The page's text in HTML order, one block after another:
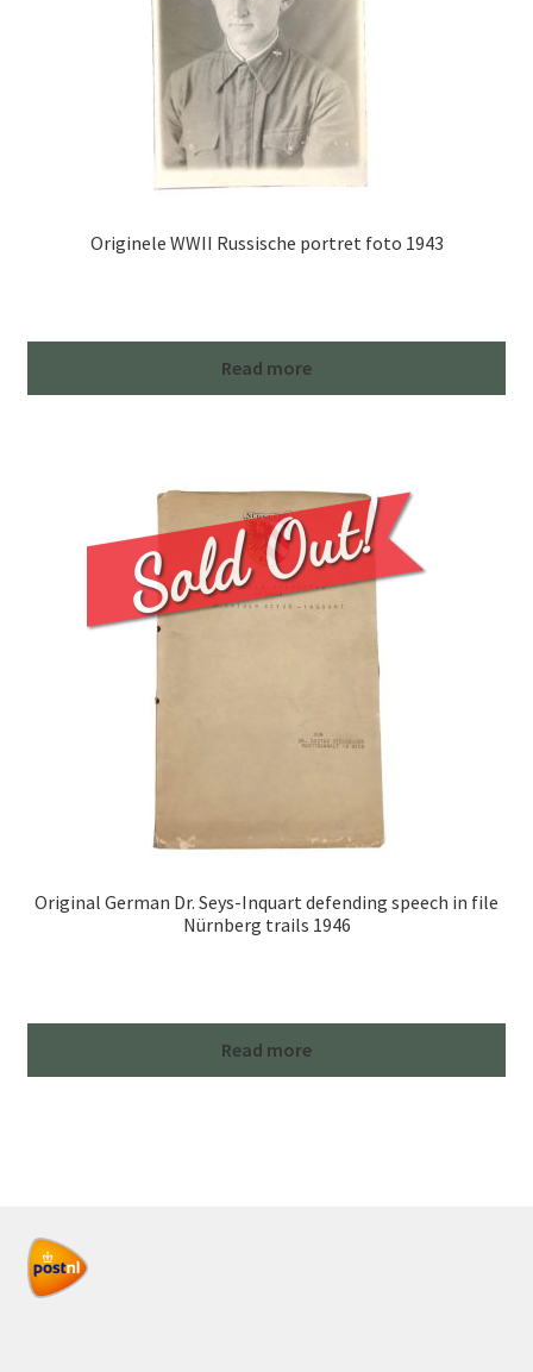
Originele WWII Russische portret foto 1943
Read more
Original German Dr. Seys-Inquart defending speech in file
Nürnberg trails 1946
Read more